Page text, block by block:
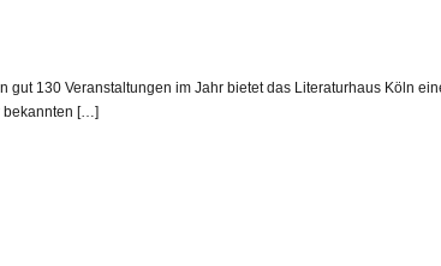
gut 130 Veranstaltungen im Jahr bietet das Literaturhaus Köln
bekannten […]